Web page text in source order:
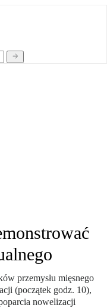
przemysłu mięsnego
(początek godz. 10),
nowelizacji